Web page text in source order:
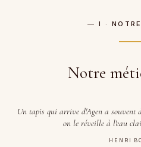
— I ·
Notre
Un tapis qui arrive d'Agen a souvent
on le réveille à l'eau
HENRI